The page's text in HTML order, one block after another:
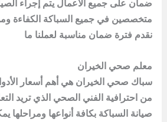
ضمان على جميع الأعمال يتم إجراء
متخصصين في جميع السباكة الكفاءة
نقدم فترة ضمان مناسبة لعملنا ما
معلم صحي الخيران
سباك صحي الخيران هي أهم أسعار
من احترافية الفني الصحي الذي تريد
صيانة السباكة بكافة أنواعها ومراحلها